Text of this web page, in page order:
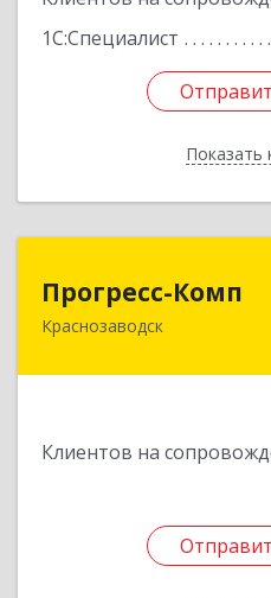
1С:Специалист
Показать
Прогресс-Комп
Краснозаводск
Клиентов на
141321, Московская